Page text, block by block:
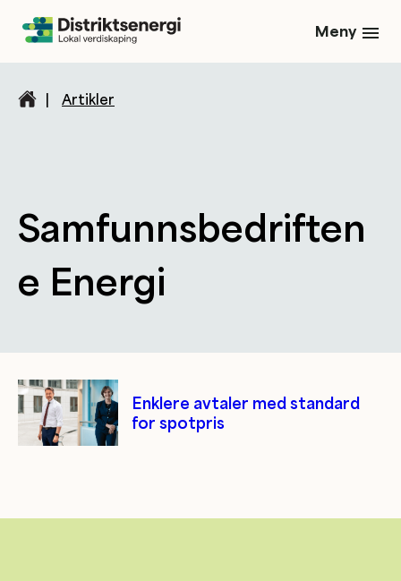
Meny
Artikler
Samfunnsbedriften
e Energi
Kategori/tag artikler
Enklere avtaler med standard
for spotpris